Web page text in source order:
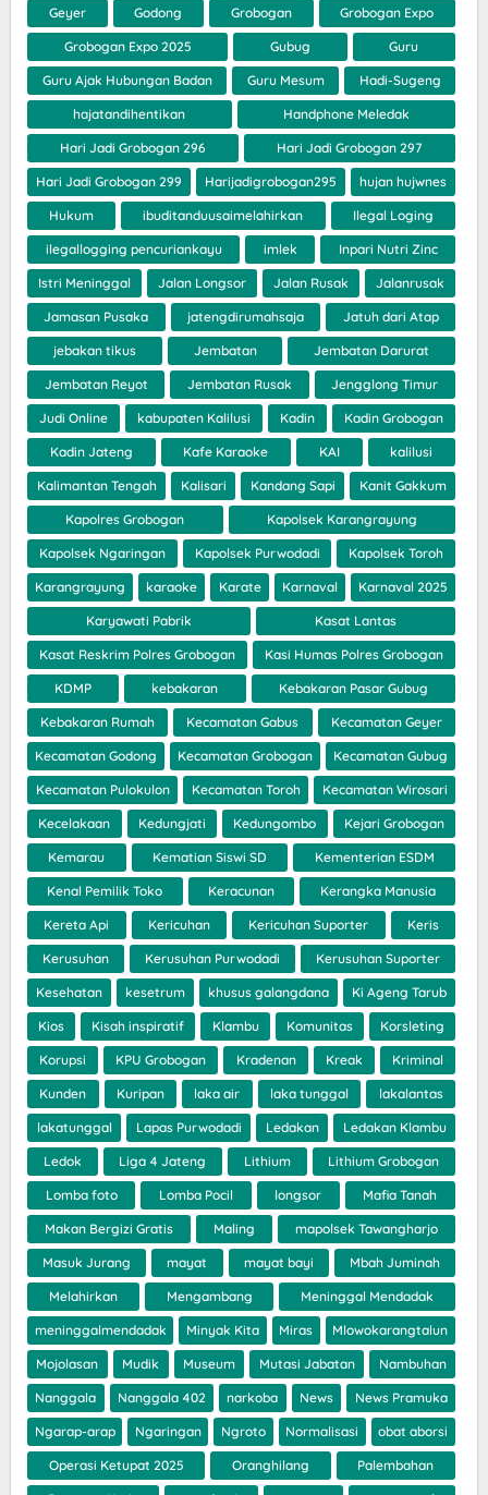
Geyer Godong Grobogan Grobogan Expo
Grobogan Expo 2025 Gubug Guru
Guru Ajak Hubungan Badan Guru Mesum Hadi-Sugeng
hajatandihentikan Handphone Meledak
Hari Jadi Grobogan 296 Hari Jadi Grobogan 297
Hari Jadi Grobogan 299 Harijadigrobogan295 hujan hujwnes
Hukum ibuditanduusaimelahirkan Ilegal Loging
ilegallogging pencuriankayu imlek Inpari Nutri Zinc
Istri Meninggal Jalan Longsor Jalan Rusak Jalanrusak
Jamasan Pusaka jatengdirumahsaja Jatuh dari Atap
jebakan tikus Jembatan Jembatan Darurat
Jembatan Reyot Jembatan Rusak Jengglong Timur
Judi Online kabupaten Kalilusi Kadin Kadin Grobogan
Kadin Jateng Kafe Karaoke KAI kalilusi
Kalimantan Tengah Kalisari Kandang Sapi Kanit Gakkum
Kapolres Grobogan Kapolsek Karangrayung
Kapolsek Ngaringan Kapolsek Purwodadi Kapolsek Toroh
Karangrayung karaoke Karate Karnaval Karnaval 2025
Karyawati Pabrik Kasat Lantas
Kasat Reskrim Polres Grobogan Kasi Humas Polres Grobogan
KDMP kebakaran Kebakaran Pasar Gubug
Kebakaran Rumah Kecamatan Gabus Kecamatan Geyer
Kecamatan Godong Kecamatan Grobogan Kecamatan Gubug
Kecamatan Pulokulon Kecamatan Toroh Kecamatan Wirosari
Kecelakaan Kedungjati Kedungombo Kejari Grobogan
Kemarau Kematian Siswi SD Kementerian ESDM
Kenal Pemilik Toko Keracunan Kerangka Manusia
Kereta Api Kericuhan Kericuhan Suporter Keris
Kerusuhan Kerusuhan Purwodadi Kerusuhan Suporter
Kesehatan kesetrum khusus galangdana Ki Ageng Tarub
Kios Kisah inspiratif Klambu Komunitas Korsleting
Korupsi KPU Grobogan Kradenan Kreak Kriminal
Kunden Kuripan laka air laka tunggal lakalantas
lakatunggal Lapas Purwodadi Ledakan Ledakan Klambu
Ledok Liga 4 Jateng Lithium Lithium Grobogan
Lomba foto Lomba Pocil longsor Mafia Tanah
Makan Bergizi Gratis Maling mapolsek Tawangharjo
Masuk Jurang mayat mayat bayi Mbah Juminah
Melahirkan Mengambang Meninggal Mendadak
meninggalmendadak Minyak Kita Miras Mlowokarangtalun
Mojolasan Mudik Museum Mutasi Jabatan Nambuhan
Nanggala Nanggala 402 narkoba News News Pramuka
Ngarap-arap Ngaringan Ngroto Normalisasi obat aborsi
Operasi Ketupat 2025 Oranghilang Palembahan